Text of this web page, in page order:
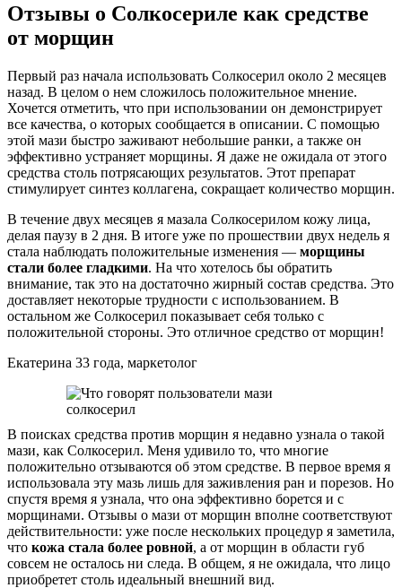
Отзывы о Солкосериле как средстве
от морщин
Первый раз начала использовать Солкосерил около 2 месяцев
назад. В целом о нем сложилось положительное мнение.
Хочется отметить, что при использовании он демонстрирует
все качества, о которых сообщается в описании. С помощью
этой мази быстро заживают небольшие ранки, а также он
эффективно устраняет морщины. Я даже не ожидала от этого
средства столь потрясающих результатов. Этот препарат
стимулирует синтез коллагена, сокращает количество морщин.
В течение двух месяцев я мазала Солкосерилом кожу лица,
делая паузу в 2 дня. В итоге уже по прошествии двух недель я
стала наблюдать положительные изменения — морщины
стали более гладкими. На что хотелось бы обратить
внимание, так это на достаточно жирный состав средства. Это
доставляет некоторые трудности с использованием. В
остальном же Солкосерил показывает себя только с
положительной стороны. Это отличное средство от морщин!
Екатерина 33 года, маркетолог
В поисках средства против морщин я недавно узнала о такой
мази, как Солкосерил. Меня удивило то, что многие
положительно отзываются об этом средстве. В первое время я
использовала эту мазь лишь для заживления ран и порезов. Но
спустя время я узнала, что она эффективно борется и с
морщинами. Отзывы о мази от морщин вполне соответствуют
действительности: уже после нескольких процедур я заметила,
что кожа стала более ровной, а от морщин в области губ
совсем не осталось ни следа. В общем, я не ожидала, что лицо
приобретет столь идеальный внешний вид.